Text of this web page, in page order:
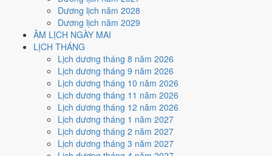
Dương lịch năm 2028
Dương lịch năm 2029
ÂM LỊCH NGÀY MAI
LỊCH THÁNG
Lịch dương tháng 8 năm 2026
Lịch dương tháng 9 năm 2026
Lịch dương tháng 10 năm 2026
Lịch dương tháng 11 năm 2026
Lịch dương tháng 12 năm 2026
Lịch dương tháng 1 năm 2027
Lịch dương tháng 2 năm 2027
Lịch dương tháng 3 năm 2027
Tháng 2/1975
Lịch âm dương tháng 2
năm 1975 - Tháng Đinh
Tháng 2/1975 ứng với tháng 12 và 1 âm lịch năm Giáp Dần. Tháng
10 ngày từ mức Tốt trở lênvà 14 ngày nên tránh
10, 11 và 18/2. Rằm rơi vào25/2.
Tháng 2/1975 có28 ngày , gồm 18 ngày thuộc tháng 1 âm và 10 ngày